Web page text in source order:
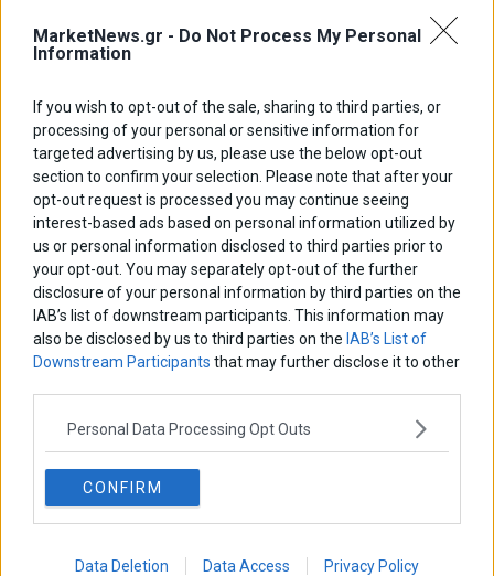
MarketNews.gr - Do Not Process My Personal
Information
If you wish to opt-out of the sale, sharing to third parties, or
processing of your personal or sensitive information for
targeted advertising by us, please use the below opt-out
section to confirm your selection. Please note that after your
opt-out request is processed you may continue seeing
interest-based ads based on personal information utilized by
us or personal information disclosed to third parties prior to
your opt-out. You may separately opt-out of the further
disclosure of your personal information by third parties on the
IAB’s list of downstream participants. This information may
also be disclosed by us to third parties on the IAB’s List of
Downstream Participants that may further disclose it to other
Personal Data Processing Opt Outs
CONFIRM
Data Deletion Data Access Privacy Policy
ΑΡΘΡΟΓΡΑΦΟΙ
Ελευθερία Κούρταλη
Οι «τιμωροί» των ομολόγων επέστρεψαν
Εύη Φραγκάκη
Η αληθινή παιδεία ξεκινά από την ψυχή…
Δημήτρης Καμπουράκης
Από την αποθέωση στην καταγγελία: Η Ελλάδα πάντα
ψάχνει τον επόμενο Μεσσία